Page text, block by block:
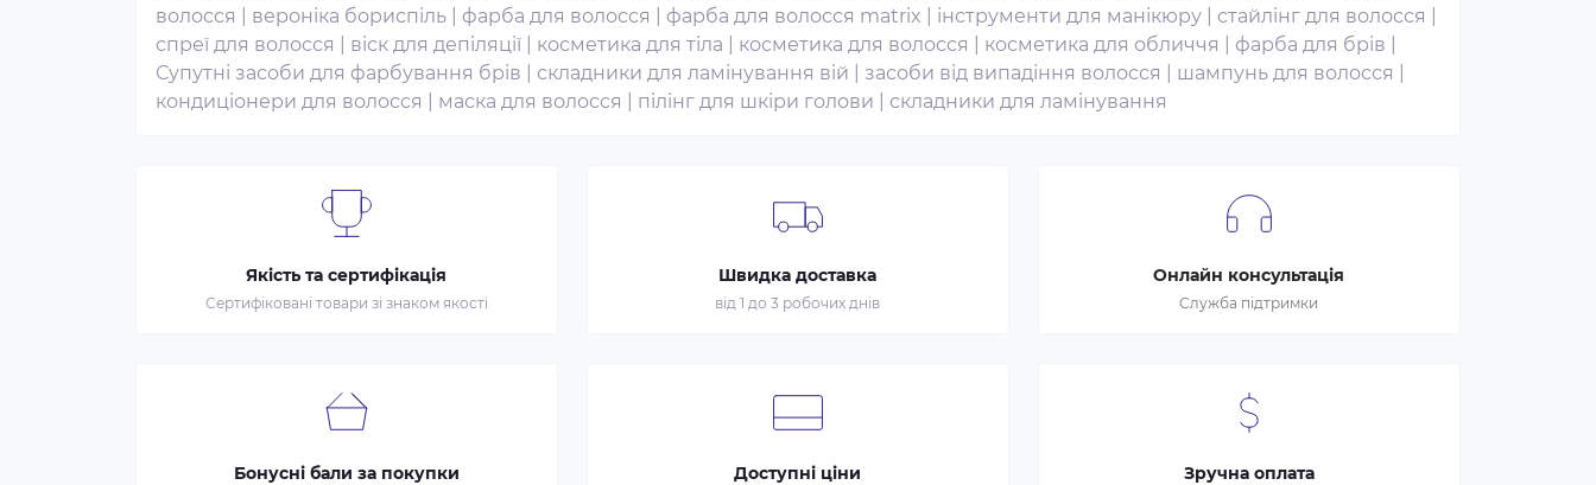
волосся
вероніка бориспіль фарба для волосся фарба для волосся matrix інструменти для манікюру стайлінг для волосся
спреї для волосся
віск для депіляції косметика для тіла косметика для волосся косметика для обличчя фарба для брів
Супутні засоби для фарбування брів
складники для ламінування вій засоби від випадіння волосся шампунь для волосся
кондиціонери для волосся
маска для волосся пілінг для шкіри голови складники для ламінування
Якість та сертифікація
Сертифіковані товари зі знаком якості
Швидка доставка
від 1 до 3 робочих днів
Онлайн консультація
Служба підтримки
Бонусні бали за покупки Доступні ціни Зручна оплата